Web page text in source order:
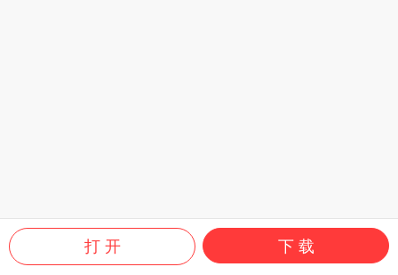
打 开 下 载